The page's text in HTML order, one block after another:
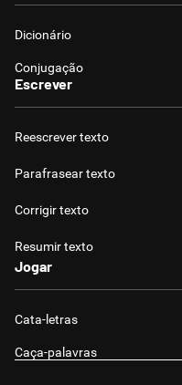
Dicionário
Conjugação
Escrever
Reescrever texto
Parafrasear texto
Corrigir texto
Resumir texto
Jogar
Cata-letras
Caça-palavras